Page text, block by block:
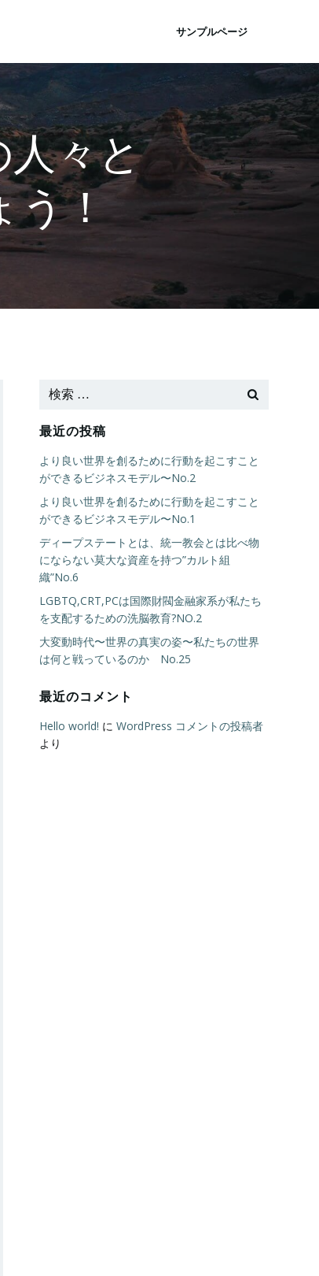
サンプルページ
人々と
う！
最近の投稿
より良い世界を創るために行動を起こすこと
ができるビジネスモデル〜No.2
より良い世界を創るために行動を起こすこと
ができるビジネスモデル〜No.1
ディープステートとは、統一教会とは比べ物
にならない莫大な資産を持つ”カルト組
織”No.6
LGBTQ,CRT,PCは国際財閥金融家系が私たち
を支配するための洗脳教育?NO.2
大変動時代〜世界の真実の姿〜私たちの世界
は何と戦っているのか No.25
最近のコメント
Hello world! に WordPress コメントの投稿者
より